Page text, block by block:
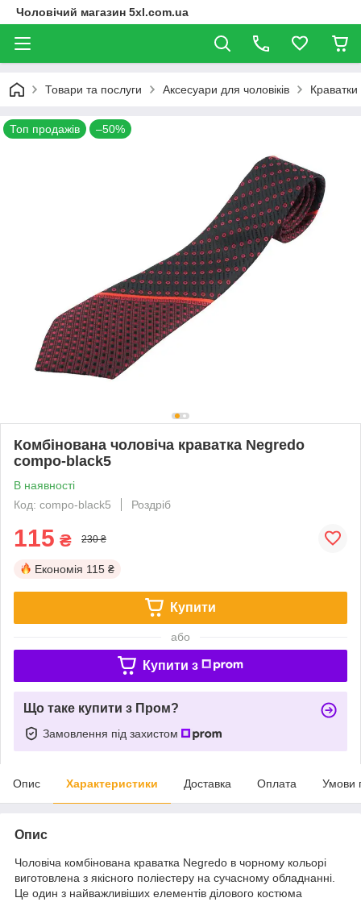
Чоловічий магазин 5xl.com.ua
Товари та послуги Аксесуари для чоловіків Краватки
Топ продажів –50%
Комбінована чоловіча краватка Negredo
compo-black5
В наявності
Код: compo-black5
Роздріб
115 ₴ 230 ₴
Економія 115 ₴
Купити
або
Купити з
Що таке купити з Пром?
Замовлення під захистом
Опис Характеристики Доставка Оплата Умови
Опис
Чоловіча комбінована краватка Negredo в чорному кольорі
виготовлена з якісного поліестеру на сучасному обладнанні.
Це один з найважливіших елементів ділового костюма